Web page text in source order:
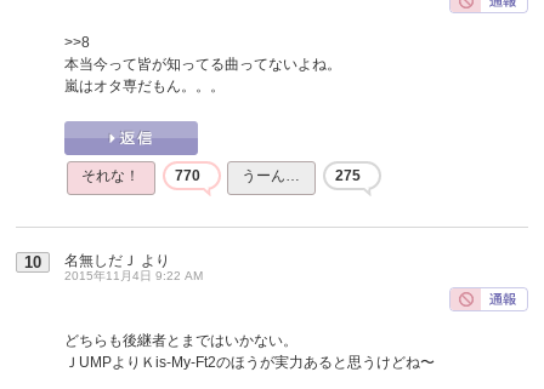
>>8
本当今って皆が知ってる曲ってないよね。
嵐はオタ専だもん。。。
それな！ 770 うーん… 275
10 名無しだＪ より
2015年11月4日 9:22 AM
どちらも後継者とまではいかない。
ＪUMPよりＫis-My-Ft2のほうが実力あると思うけどね〜